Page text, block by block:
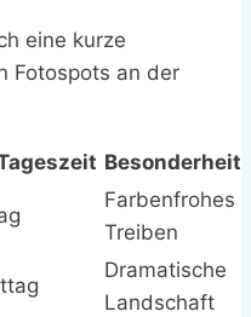
eine kurze
Fotospots an der
Besonderheit
Farbenfrohes
Treiben
Dramatische
Landschaft